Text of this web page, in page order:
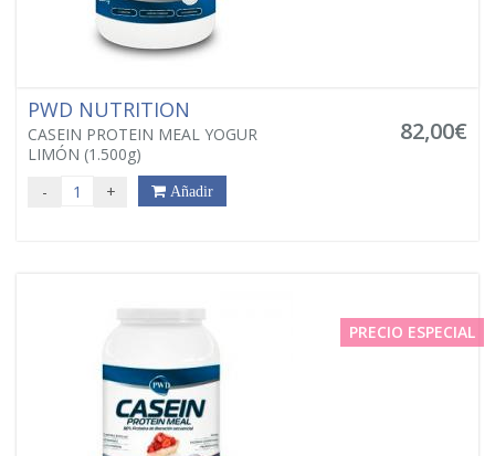
PWD NUTRITION
CASEIN PROTEIN MEAL YOGUR
LIMÓN (1.500g)
82,00€
- + Añadir
PRECIO ESPECIAL